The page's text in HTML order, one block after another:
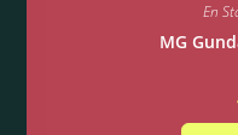
En
MG